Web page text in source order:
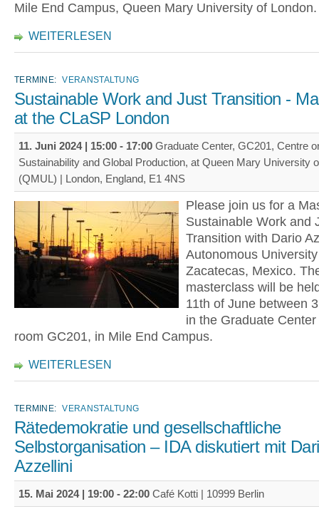
Mile End Campus, Queen Mary University of London.
WEITERLESEN
TERMINE: VERANSTALTUNG
Sustainable Work and Just Transition -
at the CLaSP London
11. Juni 2024 | 15:00 - 17:00 Graduate Center, GC201, Centre
Sustainability and Global Production, at Queen Mary University
(QMUL) | London, England, E1 4NS
Please join us for a
Sustainable Work and
Transition with Dario
Autonomous
Zacatecas, Mexico.
masterclass will be
11th of June between
in the Graduate
room GC201, in Mile End Campus.
WEITERLESEN
TERMINE: VERANSTALTUNG
Rätedemokratie und gesellschaftliche
Selbstorganisation – IDA diskutiert mit
Azzellini
15. Mai 2024 | 19:00 - 22:00 Café Kotti | 10999 Berlin